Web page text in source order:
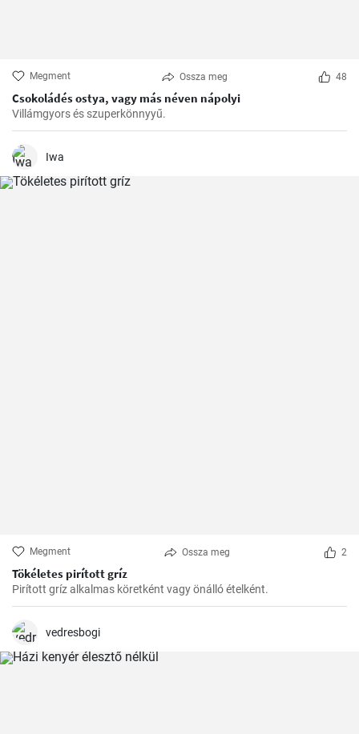
Megment Ossza meg 48
Csokoládés ostya, vagy más néven nápolyi
Villámgyors és szuperkönnyyű.
Iwa
Megment Ossza meg 2
Tökéletes pirított gríz
Pirított gríz alkalmas köretként vagy önálló ételként.
vedresbogi